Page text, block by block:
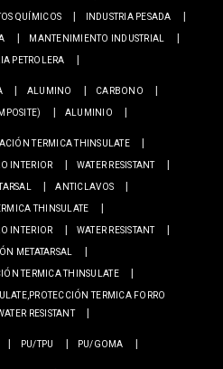
QUÍMICOS
INDUSTRIA PESADA
MANTENIMIENTO INDUSTRIAL
PETROLERA
ALUMINO
CARBONO
ALUMINIO
TERMICA THINSULATE
INTERIOR
WATER RESISTANT
ANTICLAVOS
THINSULATE
INTERIOR
WATER RESISTANT
METATARSAL
TERMICA THINSULATE
TERMICA FORRO
RESISTANT
PU/TPU PU/GOMA